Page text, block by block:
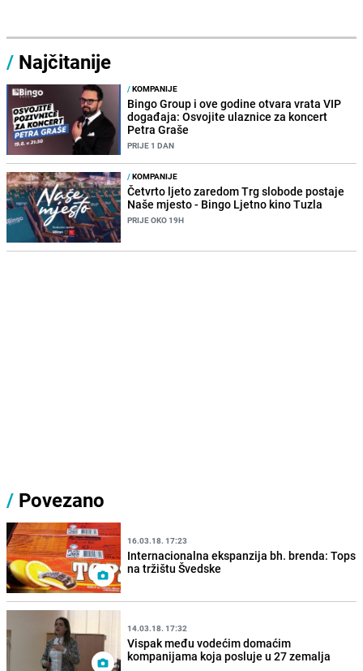
/ Najčitanije
/KOMPANIJE
Bingo Group i ove godine otvara vrata VIP
događaja: Osvojite ulaznice za koncert
Petra Graše
PRIJE 1 DAN
/KOMPANIJE
Četvrto ljeto zaredom Trg slobode postaje
Naše mjesto - Bingo Ljetno kino Tuzla
PRIJE OKO 19H
/ Povezano
16.03.18. 17:23
Internacionalna ekspanzija bh. brenda: Tops
na tržištu Švedske
14.03.18. 17:32
Vispak među vodećim domaćim
kompanijama koja posluje u 27 zemalja